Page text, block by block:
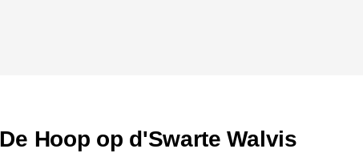
Hoop op d'Swarte Walvis